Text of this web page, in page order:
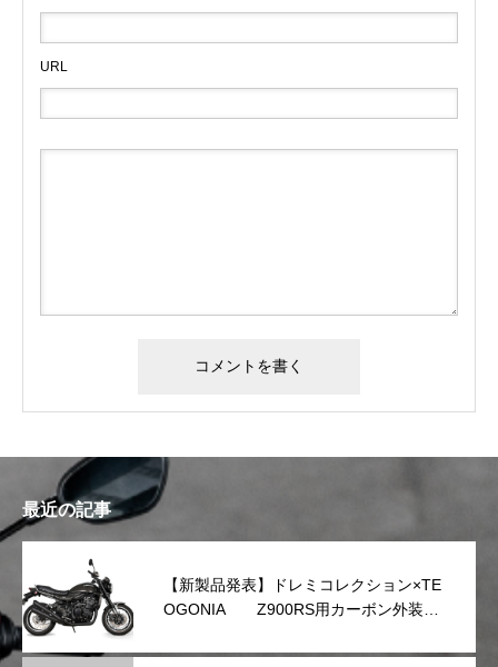
URL
最近の記事
【新製品発表】ドレミコレクション×TE
OGONIA Z900RS用カーボン外装シ